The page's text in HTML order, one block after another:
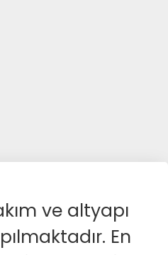
ve altyapı
En